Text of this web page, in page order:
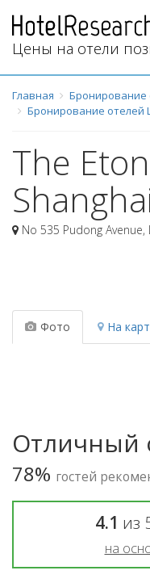
Цены на отели
Главная
Бронирование
Бронирование отелей
The
No 535 Pudong Avenue,
Фото На
Отличный
78% гостей
4.1 из
на